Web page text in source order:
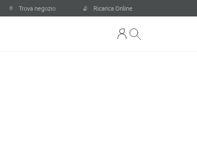
Trova negozio Ricarica Online